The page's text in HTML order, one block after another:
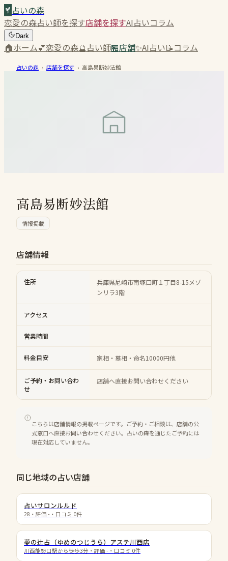
占いの森
恋愛の森占い師を探す店舗を探すAI占いコラム
Dark
🏠ホーム💕恋愛の森🔮占い師🏪店舗✨AI占い📝コラム
占いの森 › 店舗を探す › 高島易断妙法館
高島易断妙法館
情報掲載
店舗情報
住所
兵庫県尼崎市南塚口町１丁目8-15メゾ
ンリラ3階
アクセス
営業時間
料金目安 家相・墓相・命名10000円他
ご予約・お問い合わ
せ
店舗へ直接お問い合わせください
こちらは店舗情報の掲載ページです。ご予約・ご相談は、店舗の公
式窓口へ直接お問い合わせください。占いの森を通じたご予約には
現在対応していません。
同じ地域の占い店舗
占いサロンルルド
28 ・評価 - ・口コミ 0件
夢の辻占（ゆめのつじうら）アステ川西店
川西能勢口駅から徒歩3分 ・評価 - ・口コミ 0件